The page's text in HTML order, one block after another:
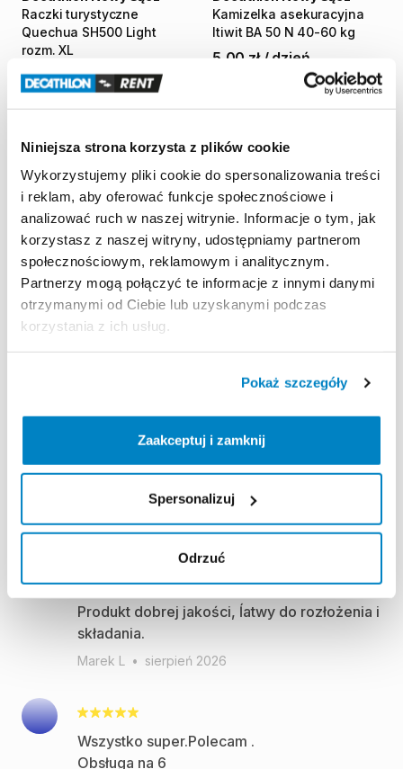
Niniejsza strona korzysta z plików cookie
Wykorzystujemy pliki cookie do spersonalizowania treści
i reklam, aby oferować funkcje społecznościowe i
analizować ruch w naszej witrynie. Informacje o tym, jak
korzystasz z naszej witryny, udostępniamy partnerom
społecznościowym, reklamowym i analitycznym.
Partnerzy mogą połączyć te informacje z innymi danymi
otrzymanymi od Ciebie lub uzyskanymi podczas
korzystania z ich usług.
Pokaż szczegóły
Zaakceptuj i zamknij
Spersonalizuj
Odrzuć
Raczki turystyczne
Quechua SH500 Light
rozm. XL
10,00 zł /dzień
Kamizelka asekuracyjna
Itiwit BA 50 N 40-60 kg
5,00 zł / dzień
Kamizelka asekuracyjna
Decathlon Nowy Sącz
Opinie użytkowników (35)
Wypożyczenie i zwrot bezproblemowe.
Produkt dobrej jakości, ĺatwy do rozłożenia i
składania.
Marek L • sierpień 2026
Wszystko super.Polecam .
Obsługa na 6